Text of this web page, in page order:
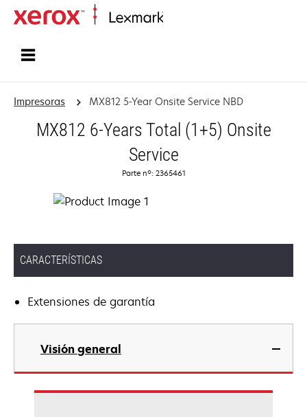
Impresoras MX812 5-Year Onsite Service NBD
MX812 6-Years Total (1+5) Onsite
Service
Parte nº: 2365461
CARACTERÍSTICAS
Extensiones de garantía
Visión general